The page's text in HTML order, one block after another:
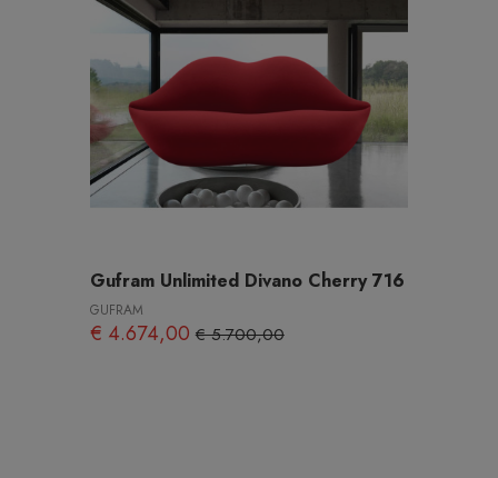
Gufram Unlimited Divano Cherry 716
GUFRAM
€ 4.674,00€ 5.700,00